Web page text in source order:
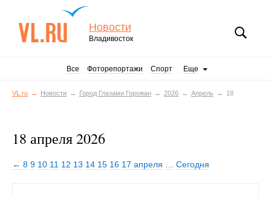
Новости
Владивосток
Все Фоторепортажи Спорт Еще
VL.ru Новости Город Глазами Горожан 2026 Апрель 18
18 апреля 2026
← 8 9 10 11 12 13 14 15 16 17 апреля Сегодня